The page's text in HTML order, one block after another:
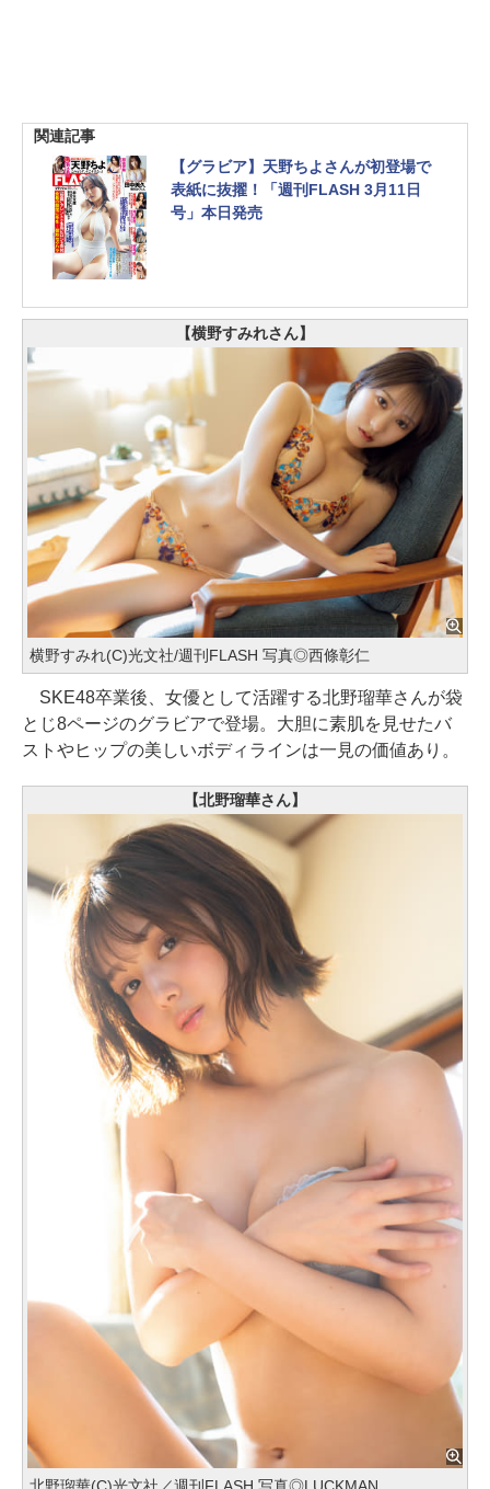
関連記事
【グラビア】天野ちよさんが初登場で
表紙に抜擢！「週刊FLASH 3月11日
号」本日発売
【横野すみれさん】
横野すみれ(C)光文社/週刊FLASH 写真◎西條彰仁
SKE48卒業後、女優として活躍する北野瑠華さんが袋
とじ8ページのグラビアで登場。大胆に素肌を見せたバ
ストやヒップの美しいボディラインは一見の価値あり。
【北野瑠華さん】